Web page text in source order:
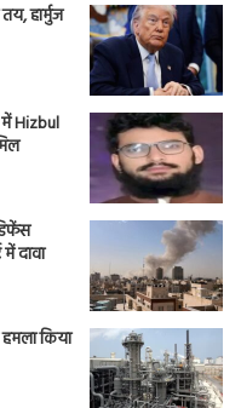
हार्मुज
में Hizbul
दावा
किया